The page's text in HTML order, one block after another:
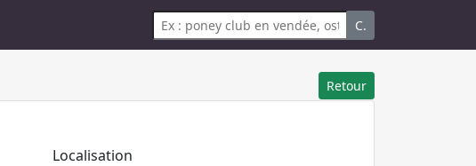
C.
Retour
Localisation